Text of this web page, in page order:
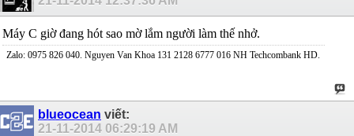
Máy C giờ đang hót sao mờ lắm người làm thế nhở.
Zalo: 0975 826 040. Nguyen Van Khoa 131 2128 6777 016 NH Techcombank HD.
blueocean viết:
21-11-2014 06:29:19 AM